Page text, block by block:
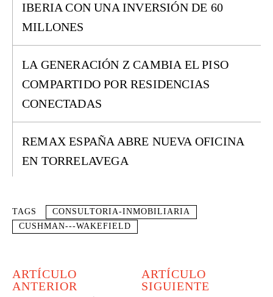
IBERIA CON UNA INVERSIÓN DE 60
MILLONES
LA GENERACIÓN Z CAMBIA EL PISO
COMPARTIDO POR RESIDENCIAS
CONECTADAS
REMAX ESPAÑA ABRE NUEVA OFICINA
EN TORRELAVEGA
TAGS
CONSULTORIA-INMOBILIARIA
CUSHMAN---WAKEFIELD
ARTÍCULO
ANTERIOR
ARTÍCULO
SIGUIENTE